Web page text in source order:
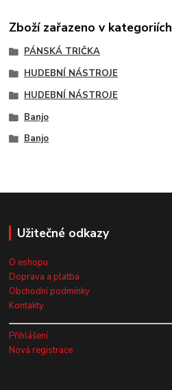
Zboží zařazeno v kategoriích
PÁNSKÁ TRIČKA
HUDEBNÍ NÁSTROJE
HUDEBNÍ NÁSTROJE
Banjo
Banjo
Užitečné odkazy
O eshopu
Doprava a platba
Obchodní podmínky
Kontakty
Přihlášení
Nová registrace